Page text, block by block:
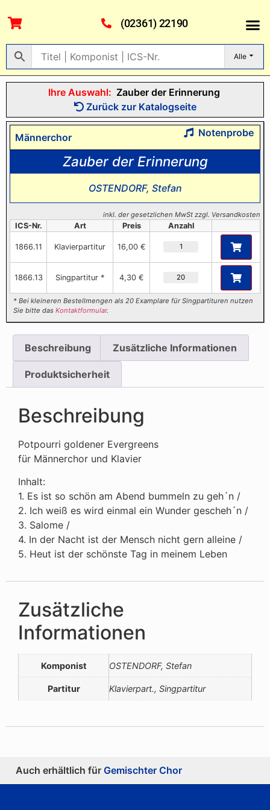
(02361) 22190
Alle
Ihre Auswahl: Zauber der Erinnerung
Zurück zur Katalogseite
Männerchor Notenprobe
Zauber der Erinnerung
OSTENDORF, Stefan
inkl. der gesetzlichen MwSt zzgl. Versandkosten
ICS-Nr. Art Preis Anzahl
1866.11 Klavierpartitur 16,00 €
1866.13 Singpartitur * 4,30 €
* Bei kleineren Bestellmengen als 20 Examplare für Singpartituren nutzen
Sie bitte dasKontaktformular.
Beschreibung Zusätzliche Informationen
Produktsicherheit
Beschreibung
Potpourri goldener Evergreens
für Männerchor und Klavier
Inhalt:
1. Es ist so schön am Abend bummeln zu geh´n /
2. Ich weiß es wird einmal ein Wunder gescheh´n /
3. Salome /
4. In der Nacht ist der Mensch nicht gern alleine /
5. Heut ist der schönste Tag in meinem Leben
Zusätzliche
Informationen
Komponist OSTENDORF, Stefan
Partitur Klavierpart., Singpartitur
Auch erhältlich für Gemischter Chor